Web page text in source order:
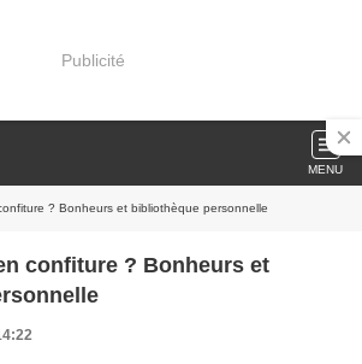
Publicité
MENU
? Bonheurs et bibliothèque personnelle
confiture ? Bonheurs et